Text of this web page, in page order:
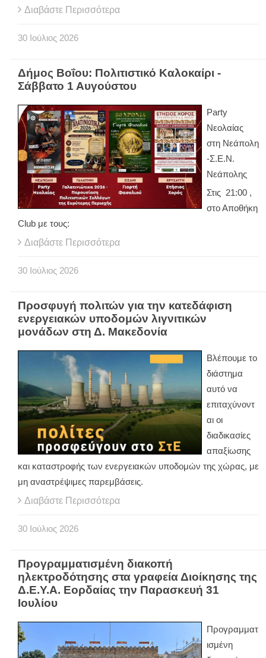
Διαβάστε Περισσότερα
30 Ιούλιος 2026
Δήμος Βοΐου: Πολιτιστικό Καλοκαίρι -
Σάββατο 1 Αυγούστου
Party
Νεολαίας
στη Νεάπολη
-Σ.Ε.Ν.
Νεάπολης
Στις 21:00 ,
στο Αποθήκη
Club με τους:
Διαβάστε Περισσότερα
30 Ιούλιος 2026
Προσφυγή πολιτών για την κατεδάφιση
ενεργειακών υποδομών λιγνιτικών
μονάδων στη Δ. Μακεδονία
Βλέπουμε το
διάστημα
αυτό να
επιταχύνοντ
αι οι
διαδικασίες
απαξίωσης
και καταστροφής των ενεργειακών υποδομών της χώρας, με
μη αναστρέψιμες παρεμβάσεις.
Διαβάστε Περισσότερα
30 Ιούλιος 2026
Προγραμματισμένη διακοπή
ηλεκτροδότησης στα γραφεία Διοίκησης της
Δ.Ε.Υ.Α. Εορδαίας την Παρασκευή 31
Ιουλίου
Προγραμματ
ισμένη